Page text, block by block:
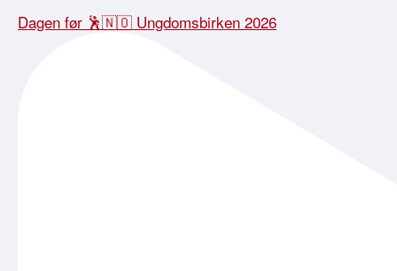
Dagen før 🕺🇳🇴 Ungdomsbirken 2026